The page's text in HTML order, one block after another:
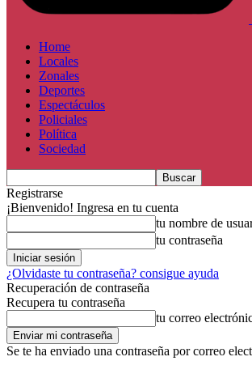
Home
Locales
Zonales
Deportes
Espectáculos
Policiales
Política
Sociedad
Registrarse
¡Bienvenido! Ingresa en tu cuenta
tu nombre de
tu contraseña
¿Olvidaste tu contraseña? consigue ayuda
Recuperación de contraseña
Recupera tu contraseña
tu correo
Se te ha enviado una contraseña por correo